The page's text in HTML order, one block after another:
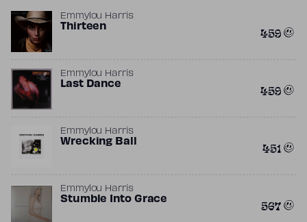
Emmylou Harris
Thirteen 459
Emmylou Harris
Last Dance 459
Emmylou Harris
Wrecking Ball 451
Emmylou Harris
Stumble Into Grace 567